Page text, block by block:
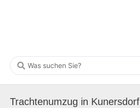
Trachtenumzug in Kunersdorf